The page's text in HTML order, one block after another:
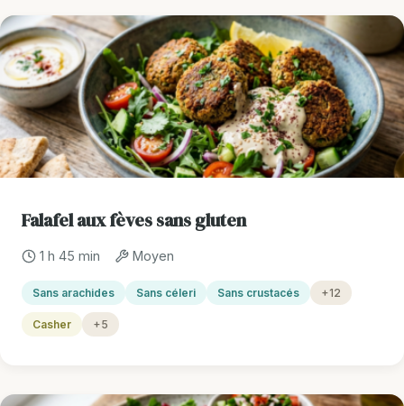
Falafel aux fèves sans gluten
1 h 45 min Moyen
Sans arachides Sans céleri Sans crustacés +12
Casher +5